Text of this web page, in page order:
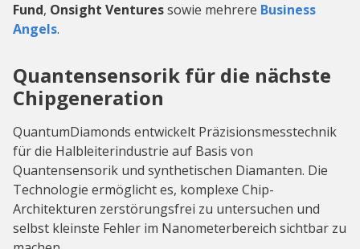
Fund, Onsight Venturessowie mehrere Business
Angels.
Quantensensorik für die nächste
Chipgeneration
QuantumDiamonds entwickelt Präzisionsmesstechnik
für die Halbleiterindustrie auf Basis von
Quantensensorik und synthetischen Diamanten. Die
Technologie ermöglicht es, komplexe Chip-
Architekturen zerstörungsfrei zu untersuchen und
selbst kleinste Fehler im Nanometerbereich sichtbar zu